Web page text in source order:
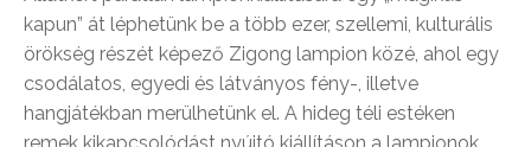
kapun” át léphetünk be a több ezer, szellemi, kulturális
örökség részét képező Zigong lampion közé, ahol egy
csodálatos, egyedi és látványos fény-, illetve
hangjátékban merülhetünk el. A hideg téli estéken